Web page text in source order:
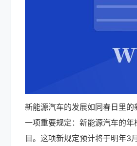
新能源汽车的发展如同春日里
一项重要规定：新能源汽车的
目。这项新规定预计将于明年3